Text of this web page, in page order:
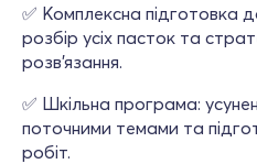
✅ Комплексна підготовка
розбір усіх пасток та
розв’язання.
✅ Шкільна програма:
поточними темами та
робіт.